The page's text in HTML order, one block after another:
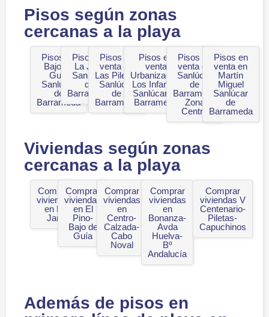
Pisos según zonas
cercanas a la playa
Pisos en
Bajo de
Guía
Sanlúcar
de
Barrameda
Pisos en
La Jara
Sanlúcar
de
Barrameda
Pisos en
venta en
Las Piletas
Sanlúcar
de
Barrameda
Pisos en
venta
Urbanización
Los Infantes
Sanlúcar de
Barrameda
Pisos en
venta en
Sanlúcar
de
Barrameda
Zona
Centro
Pisos en
venta en
Martín
Miguel
Sanlúcar
de
Barrameda
Viviendas según zonas
cercanas a la playa
Comprar
viviendas
en La
Jara
Comprar
viviendas
en El
Pino-
Bajo de
Guía
Comprar
viviendas
en
Centro-
Calzada-
Cabo
Noval
Comprar
viviendas
en
Bonanza-
Avda
Huelva-
Bº
Andalucía
Comprar
viviendas V
Centenario-
Piletas-
Capuchinos
Además de pisos en